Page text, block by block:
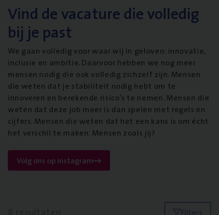
Vind de vacature die volledig
bij je past
We gaan volledig voor waar wij in geloven: innovatie,
inclusie en ambitie. Daarvoor hebben we nog meer
mensen nodig die ook volledig zichzelf zijn. Mensen
die weten dat je stabiliteit nodig hebt om te
innoveren en berekende risico’s te nemen. Mensen die
weten dat deze job meer is dan spelen met regels en
cijfers. Mensen die weten dat het een kans is om écht
het verschil te maken. Mensen zoals jij?
Volg ons op instagram
Filters